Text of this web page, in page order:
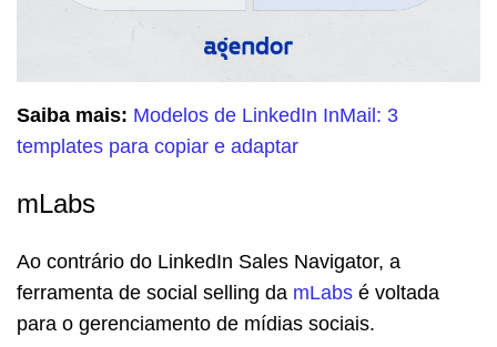
Saiba mais: Modelos de LinkedIn InMail: 3
templates para copiar e adaptar
mLabs
Ao contrário do LinkedIn Sales Navigator, a
ferramenta de social selling da mLabs é voltada
para o gerenciamento de mídias sociais.